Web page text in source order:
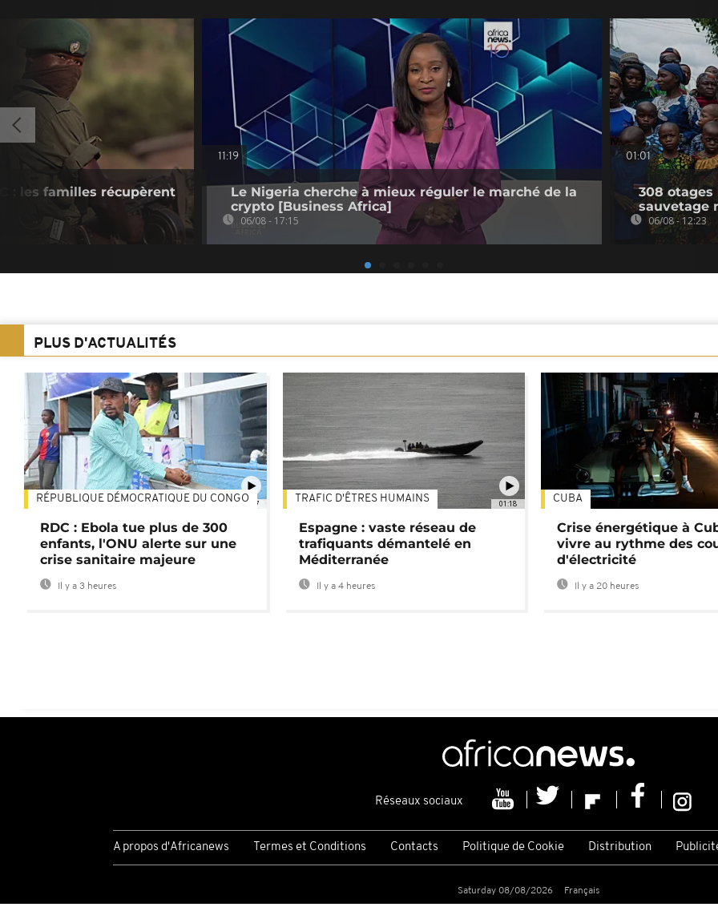
: les familles récupèrent
11:19
Le Nigeria cherche à mieux réguler le marché de la
crypto [Business Africa]
06/08 - 17:15
01:01
308 otages
sauvetage
06/08 - 12:23
PLUS D'ACTUALITÉS
01:47
RÉPUBLIQUE DÉMOCRATIQUE DU CONGO
RDC : Ebola tue plus de 300
enfants, l'ONU alerte sur une
crise sanitaire majeure
Il y a 3 heures
01:18
TRAFIC D'ÊTRES HUMAINS
Espagne : vaste réseau de
trafiquants démantelé en
Méditerranée
Il y a 4 heures
CUBA
Crise énergétique à
vivre au rythme des
d'électricité
Il y a 20 heures
Réseaux sociaux
A propos d'Africanews Termes et Conditions Contacts Politique de Cookie Distribution
Saturday 08/08/2026